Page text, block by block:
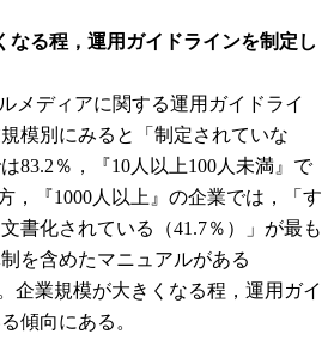
なる程，運用ガイドラインを制定し
メディアに関する運用ガイドライ
模別にみると「制定されていな
83.2％，『10人以上100人未満』で
，『1000人以上』の企業では，「す
書化されている（41.7％）」が最も
を含めたマニュアルがある
企業規模が大きくなる程，運用ガイ
傾向にある。